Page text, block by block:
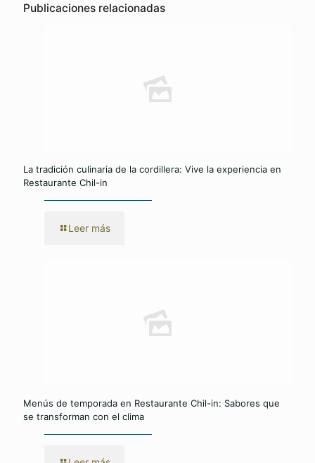
Publicaciones relacionadas
La tradición culinaria de la cordillera: Vive la experiencia en
Restaurante Chil-in
Leer más
Menús de temporada en Restaurante Chil-in: Sabores que
se transforman con el clima